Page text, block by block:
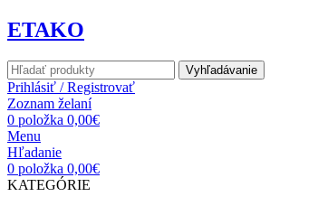
ETAKO
Vyhľadávanie
Prihlásiť / Registrovať
Zoznam želaní
0 položka 0,00€
Menu
Hľadanie
0 položka 0,00€
KATEGÓRIE